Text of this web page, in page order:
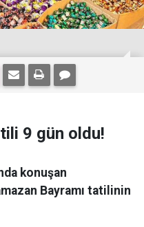
9 gün oldu!
konuşan
Bayramı tatilinin